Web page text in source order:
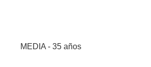
MEDIA - 35 años